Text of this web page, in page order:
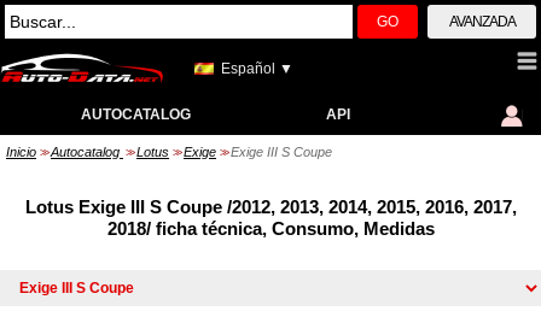
GO AVANZADA
Español ▼
AUTOCATALOG API
Inicio >> Autocatalog >> Lotus >> Exige >> Exige III S Coupe
Lotus Exige III S Coupe /2012, 2013, 2014, 2015, 2016, 2017,
2018/ ficha técnica, Consumo, Medidas